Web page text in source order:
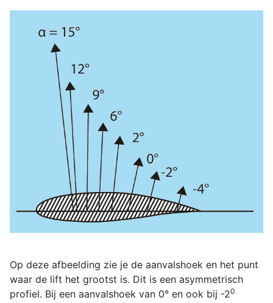
Op deze afbeelding zie je de aanvalshoek en het punt
waar de lift het grootst is. Dit is een asymmetrisch
profiel. Bij een aanvalshoek van 0° en ook bij -20